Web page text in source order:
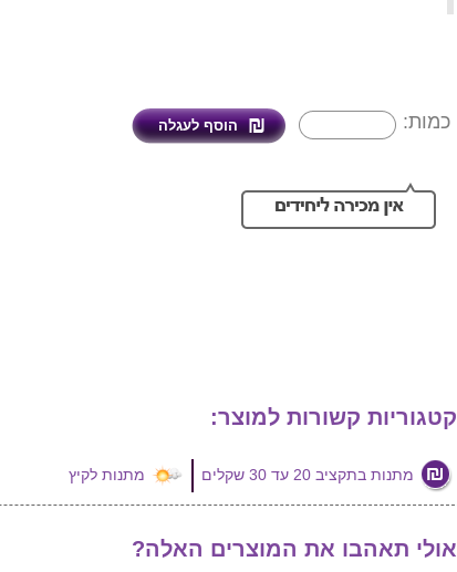
כמות:
קטגוריות קשורות למוצר:
מתנות בתקציב 20 עד 30 שקלים מתנות לקיץ
אולי תאהבו את המוצרים האלה?